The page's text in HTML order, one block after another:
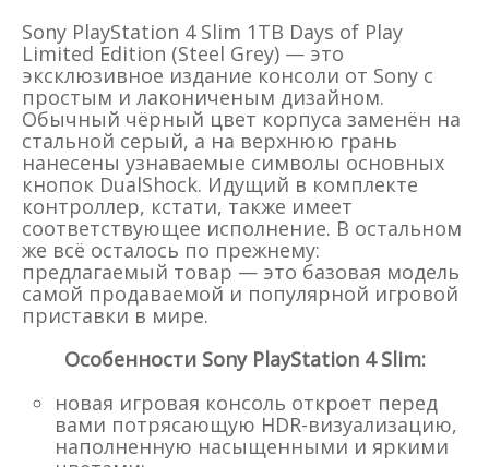
Sony PlayStation 4 Slim 1TB Days of Play
Limited Edition (Steel Grey) — это
эксклюзивное издание консоли от Sony с
простым и лакониченым дизайном.
Обычный чёрный цвет корпуса заменён на
стальной серый, а на верхнюю грань
нанесены узнаваемые символы основных
кнопок DualShock. Идущий в комплекте
контроллер, кстати, также имеет
соответствующее исполнение. В остальном
же всё осталось по прежнему:
предлагаемый товар — это базовая модель
самой продаваемой и популярной игровой
приставки в мире.
Особенности Sony PlayStation 4 Slim:
новая игровая консоль откроет перед
вами потрясающую HDR-визуализацию,
наполненную насыщенными и яркими